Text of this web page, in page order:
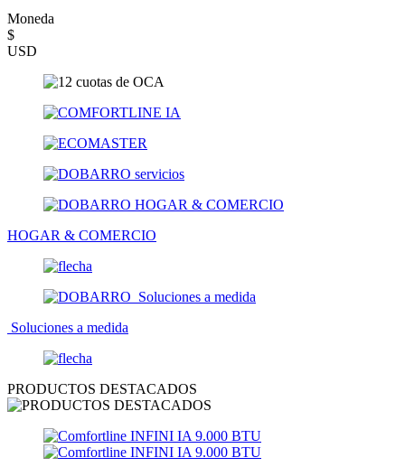
Moneda
$
USD
HOGAR & COMERCIO
Soluciones a medida
PRODUCTOS DESTACADOS